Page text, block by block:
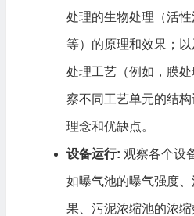
处理的生物处理（活
等）的原理和效果；
处理工艺（例如，膜
察不同工艺单元的结
理念和优缺点。
设备运行: 观察各个设
如曝气池的曝气强度
果、污泥浓缩池的浓